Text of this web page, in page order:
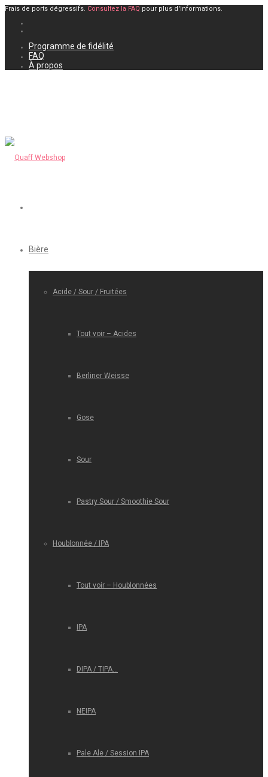
Frais de ports dégressifs. Consultez la FAQ pour plus d'informations.
Programme de fidélité
FAQ
À propos
Bière
Acide / Sour / Fruitées
Tout voir – Acides
Berliner Weisse
Gose
Sour
Pastry Sour / Smoothie Sour
Houblonnée / IPA
Tout voir – Houblonnées
IPA
DIPA / TIPA…
NEIPA
Pale Ale / Session IPA